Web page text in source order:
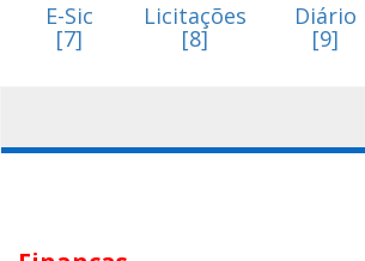
E-Sic
[7]
Licitações
[8]
Diário
[9]